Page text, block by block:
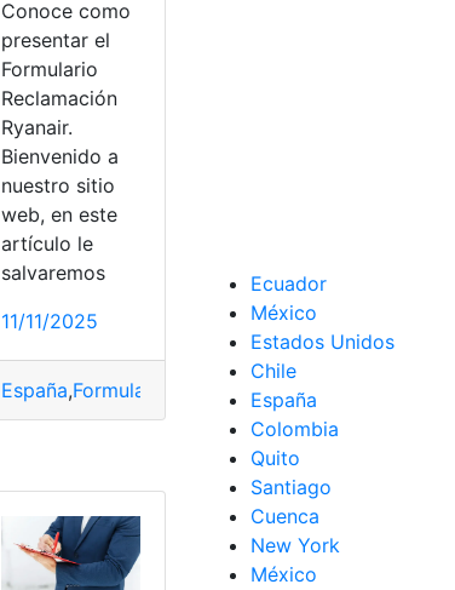
Presentación
Conoce como
presentar el
Formulario
Reclamación
Ryanair.
Bienvenido a
nuestro sitio
web, en este
artículo le
salvaremos
11/11/2025
España,Formulario Presentación ,reclamación
Ecuador
México
Estados Unidos
Chile
España
Colombia
Quito
Santiago
Cuenca
New York
México